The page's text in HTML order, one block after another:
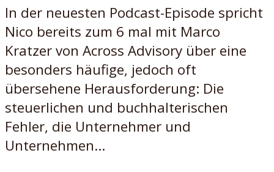
In der neuesten Podcast-Episode spricht
Nico bereits zum 6 mal mit Marco
Kratzer von Across Advisory über eine
besonders häufige, jedoch oft
übersehene Herausforderung: Die
steuerlichen und buchhalterischen
Fehler, die Unternehmer und
Unternehmen...